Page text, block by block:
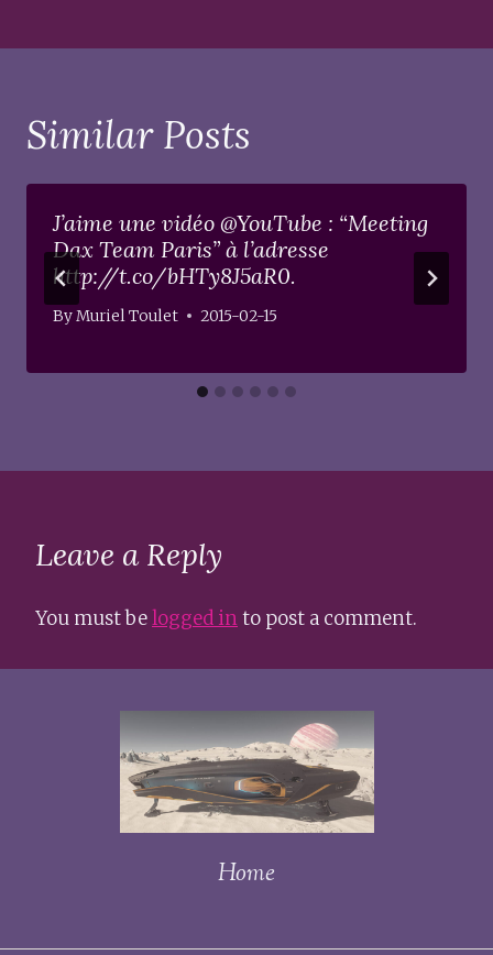
Similar Posts
J’aime une vidéo @YouTube : “Meeting
Dax Team Paris” à l’adresse
http://t.co/bHTy8J5aR0.
ByMuriel Toulet 2015-02-15
Leave a Reply
You must belogged into post a comment.
Home